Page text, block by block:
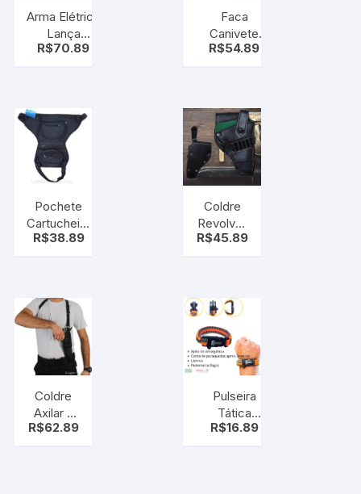
Arma Elétrica
Lança
Bolinhas de
Metralhadora
Elétrica com
Bolinhas
Grátis
R$70.89
Faca
Canivete
Karambit
Sobrevivencia
R$54.89
Pochete
Cartucheira
De Perna,
Tático
R$38.89
Coldre
Revolver
32
R$45.89
Coldre
Axilar –
estilo
R$62.89
Pulseira
Tática
Sobrevivência
R$16.89